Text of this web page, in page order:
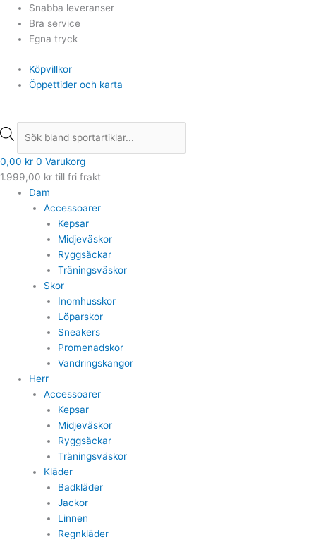
Hoppa
innehåll
Snabba leveranser
Bra service
Egna tryck
Köpvillkor
Öppettider och karta
Products
search
0,00 kr 0 Varukorg
1.999,00 kr till fri frakt
Dam
Accessoarer
Kepsar
Midjeväskor
Ryggsäckar
Träningsväskor
Skor
Inomhusskor
Löparskor
Sneakers
Promenadskor
Vandringskängor
Herr
Accessoarer
Kepsar
Midjeväskor
Ryggsäckar
Träningsväskor
Kläder
Badkläder
Jackor
Linnen
Regnkläder
Products
search